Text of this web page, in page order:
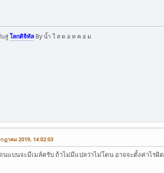
สู่โลกดิจิทัล By น้ำ ใ ส ด อ ท ค อ ม
ฎาคม 2019, 14:02:03
นแบนจะมีเมล์ครับ ถ้าไม่มีแปลว่าไม่โดน อาจจะตั้งค่าไรผิด